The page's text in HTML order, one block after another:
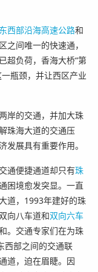
西部沿海高速公路和
之间唯一的快速通，
超负荷，香海大桥“第
瓶颈，并让西区产业
岸的交通，并加大珠
珠海大道的交通压
发展具有重要作用。
通便捷通道却只有珠
困境愈发突显。一直
道，1993年建好的珠
向八车道和双向六车
。交通专家们在为珠
西部之间的交通联
道，迫在眉睫。因